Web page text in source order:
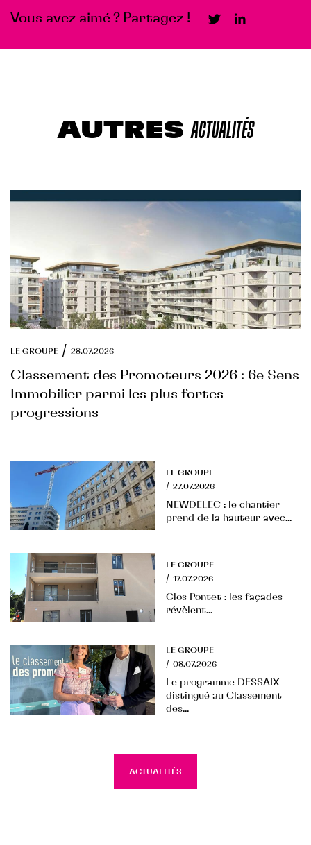
Vous avez aimé ? Partagez !
AUTRES ACTUALITÉS
LE GROUPE / 28.07.2026
Classement des Promoteurs 2026 : 6e Sens
Immobilier parmi les plus fortes
progressions
LE GROUPE
/ 27.07.2026
NEWDELEC : le chantier
prend de la hauteur avec...
LE GROUPE
/ 17.07.2026
Clos Pontet : les façades
révèlent...
LE GROUPE
/ 08.07.2026
Le programme DESSAIX
distingué au Classement
des...
ACTUALITÉS